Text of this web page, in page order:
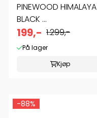
PINEWOOD HIMALAYA
BLACK ...
199,- 1.299,-
På lager
Kjøp
-88%